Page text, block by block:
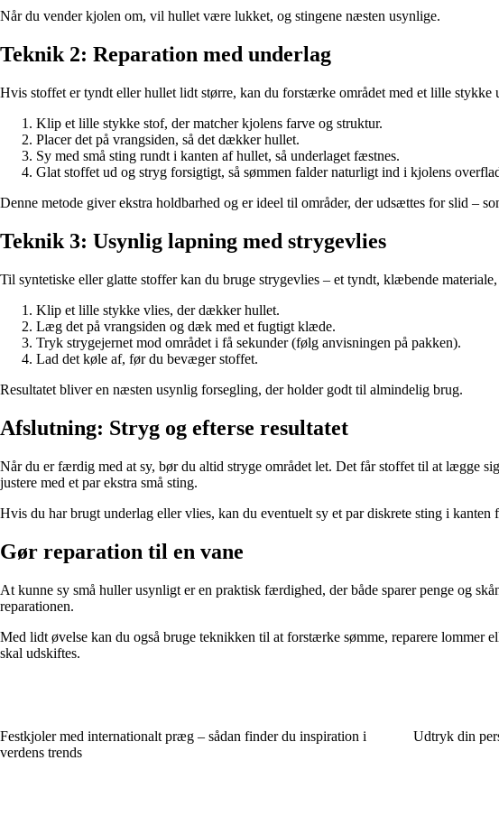
Når du vender kjolen om, vil hullet være lukket, og stingene næsten usynlige.
Teknik 2: Reparation med underlag
Hvis stoffet er tyndt eller hullet lidt større, kan du forstærke området med et lille stykke
Klip et lille stykke stof, der matcher kjolens farve og struktur.
Placer det på vrangsiden, så det dækker hullet.
Sy med små sting rundt i kanten af hullet, så underlaget fæstnes.
Glat stoffet ud og stryg forsigtigt, så sømmen falder naturligt ind i kjolens
Denne metode giver ekstra holdbarhed og er ideel til områder, der udsættes for slid –
Teknik 3: Usynlig lapning med strygevlies
Til syntetiske eller glatte stoffer kan du bruge strygevlies – et tyndt, klæbende
Klip et lille stykke vlies, der dækker hullet.
Læg det på vrangsiden og dæk med et fugtigt klæde.
Tryk strygejernet mod området i få sekunder (følg anvisningen på pakken).
Lad det køle af, før du bevæger stoffet.
Resultatet bliver en næsten usynlig forsegling, der holder godt til almindelig brug.
Afslutning: Stryg og efterse resultatet
Når du er færdig med at sy, bør du altid stryge området let. Det får stoffet til at lægge
justere med et par ekstra små sting.
Hvis du har brugt underlag eller vlies, kan du eventuelt sy et par diskrete sting i kanten
Gør reparation til en vane
At kunne sy små huller usynligt er en praktisk færdighed, der både sparer penge og
reparationen.
Med lidt øvelse kan du også bruge teknikken til at forstærke sømme, reparere lommer
skal udskiftes.
Festkjoler med internationalt præg – sådan finder du inspiration i
verdens trends
Udtryk din